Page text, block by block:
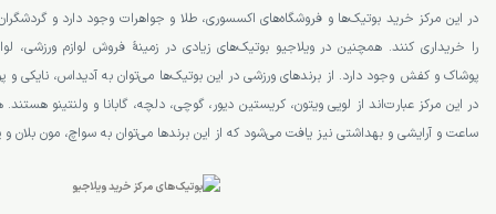
در این مرکز خرید بوتیک‌ها و فروشگاه‌های اکسسوری، طلا و جواهرات وجود دارد و
را خریداری کنند. همچنین در ویلاجیو بوتیک‌های زیادی در زمینۀ فروش لوازم ورزشی،
پوشاک و کفش وجود دارد. از برندهای ورزشی در این بوتیک‌ها می‌توان به آدیداس، نایکی و
در این مرکز عبارت‌اند از لویی ویتون، کریستین دیور، گوچی، دلچه، گابانا و ولنتینو
ساعت و آرایشی و بهداشتی نیز یافت می‌شود که از این برندها می‌توان به سواچ، مون بلان و